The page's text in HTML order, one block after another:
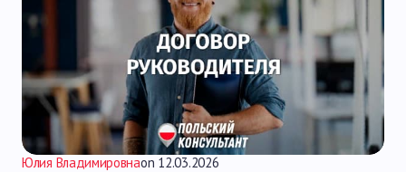
Юлия Владимировнаon 12.03.2026